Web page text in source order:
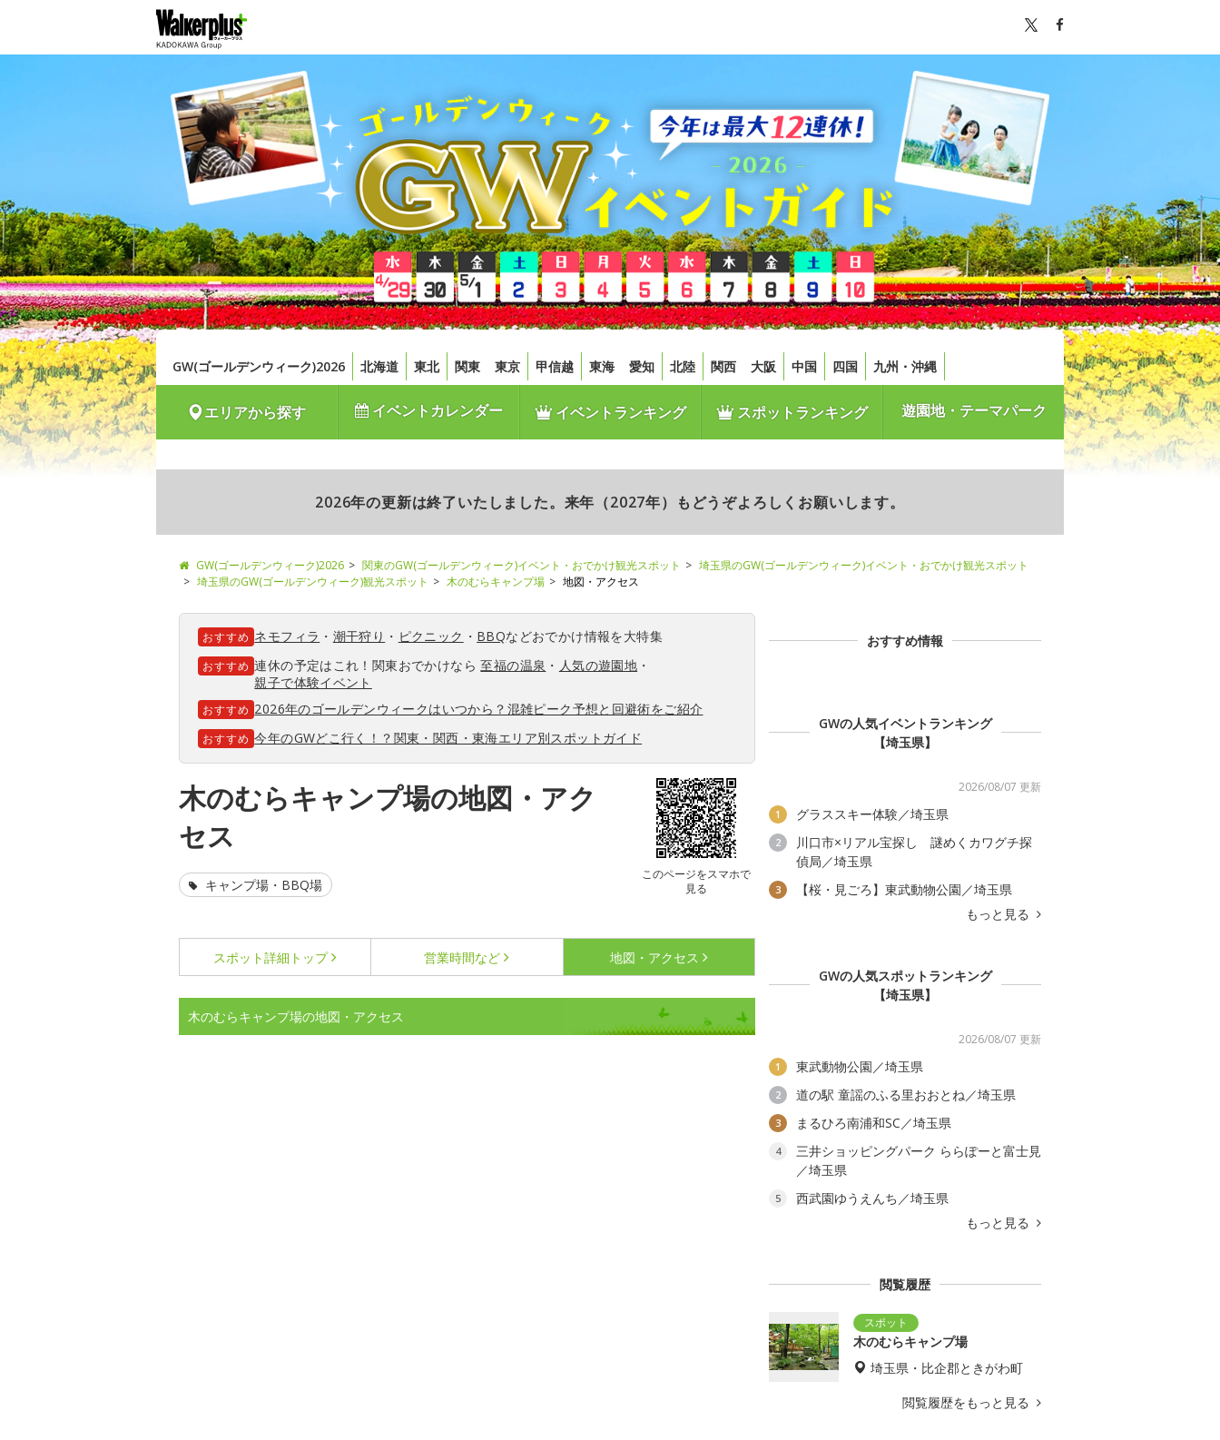
GW(ゴールデンウィーク)2026 北海道 東北 関東 東京 甲信越 東海 愛知 北陸 関西 大阪 中国 四国 九州・沖縄
エリアから探す イベントカレンダー イベントランキング スポットランキング 遊園地・テーマパーク
2026年の更新は終了いたしました。来年（2027年）もどうぞよろしくお願いします。
GW(ゴールデンウィーク)2026 関東のGW(ゴールデンウィーク)イベント・おでかけ観光スポット
埼玉県のGW(ゴールデンウィーク)イベント・おでかけ観光スポット
埼玉県のGW(ゴールデンウィーク)観光スポット
木のむらキャンプ場 地図・アクセス
おすすめ ネモフィラ ・ 潮干狩り ・ ピクニック ・ BBQなどおでかけ情報を大特集
おすすめ 連休の予定はこれ！関東おでかけなら至福の温泉 ・ 人気の遊園地 ・
親子で体験イベント
おすすめ 2026年のゴールデンウィークはいつから？混雑ピーク予想と回避術をご紹介
おすすめ 今年のGWどこ行く！？関東・関西・東海エリア別スポットガイド
木のむらキャンプ場の地図・アク
セス
このページをスマホで
見る
キャンプ場・BBQ場
スポット詳細 トップ 営業時間など 地図・アクセス
木のむらキャンプ場の地図・アクセス
おすすめ情報
GWの人気イベントランキング
【埼玉県】
2026/08/07 更新
1 グラススキー体験／埼玉県
2
川口市×リアル宝探し 謎めくカワグチ探
偵局／埼玉県
3
【桜・見ごろ】東武動物公園／埼玉県
もっと見る
GWの人気スポットランキング
【埼玉県】
2026/08/07 更新
1 東武動物公園／埼玉県
2 道の駅 童謡のふる里おおとね／埼玉県
3 まるひろ南浦和SC／埼玉県
4
三井ショッピングパーク ららぽーと富士見
／埼玉県
5
西武園ゆうえんち／埼玉県
もっと見る
閲覧履歴
木のむらキャンプ場
埼玉県・比企郡ときがわ町
閲覧履歴をもっと見る